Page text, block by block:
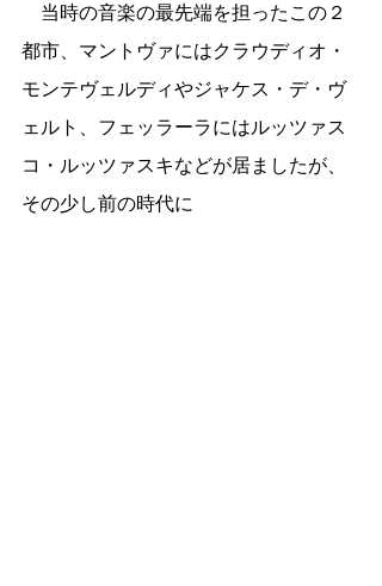
当時の音楽の最先端を担ったこの２
都市、マントヴァにはクラウディオ・
モンテヴェルディやジャケス・デ・ヴ
ェルト、フェッラーラにはルッツァス
コ・ルッツァスキなどが居ましたが、
その少し前の時代に